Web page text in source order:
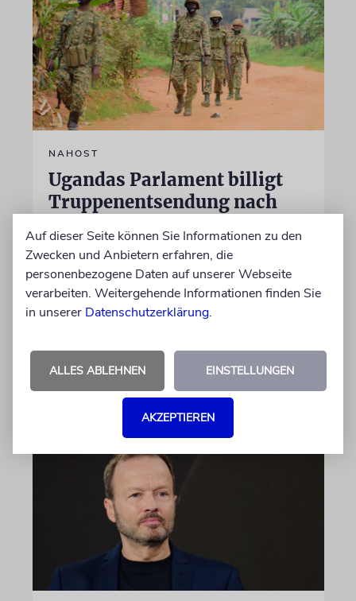
NAHOST
Ugandas Parlament billigt
Truppenentsendung nach
Auf US-Anfrage soll sich ein Kontingent der
ugandischen Armee der geplanten
internationalen Stabilisierungstruppe
anschließen. In Afrika zählt das Land zu den
Friedensmissionen
07.08.2026
Auf dieser Seite können Sie Informationen zu den
Zwecken und Anbietern erfahren, die
personenbezogene Daten auf unserer Webseite
verarbeiten. Weitergehende Informationen finden Sie
in unserer Datenschutzerklärung.
ALLES ABLEHNEN EINSTELLUNGEN
AKZEPTIEREN